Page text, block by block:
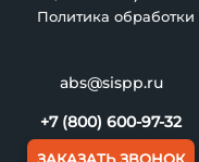
Политика
abs@sispp.ru
+7 (800) 600-97-32